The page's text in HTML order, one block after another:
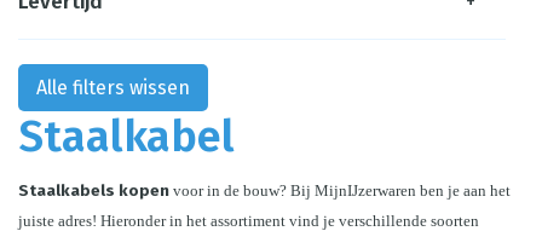
Staalkabel
Staalkabels kopen voor in de bouw? Bij MijnIJzerwaren ben je aan het
juiste adres! Hieronder in het assortiment vind je verschillende soorten
Alle filters wissen